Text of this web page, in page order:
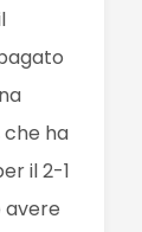
che ha
il 2-1
avere